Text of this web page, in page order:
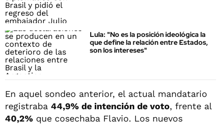
Lula: "No es la posición ideológica la
que define la relación entre Estados,
son los intereses"
En aquel sondeo anterior, el actual mandatario
registraba 44,9% de intención de voto, frente al
40,2% que cosechaba Flavio. Los nuevos